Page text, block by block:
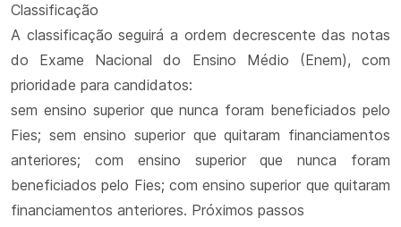
Classificação
A classificação seguirá a ordem decrescente das notas
do Exame Nacional do Ensino Médio (Enem), com
prioridade para candidatos:
sem ensino superior que nunca foram beneficiados pelo
Fies; sem ensino superior que quitaram financiamentos
anteriores; com ensino superior que nunca foram
beneficiados pelo Fies; com ensino superior que quitaram
financiamentos anteriores. Próximos passos